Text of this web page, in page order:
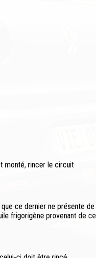
monté, rincer le circuit
ce dernier ne présente de
frigorigène provenant de ce